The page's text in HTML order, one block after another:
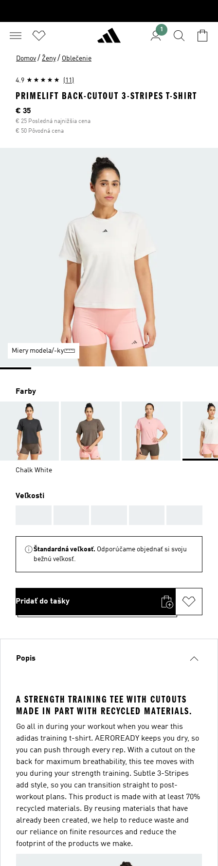
1
Domov / Ženy / Oblečenie
4.9 (11)
PRIMELIFT BACK-CUTOUT 3-STRIPES T-SHIRT
Aktuálna cena
€ 35
€ 25 Posledná najnižšia cena
€ 50 Pôvodná cena
Miery modela/-ky
Farby
Chalk White
Veľkosti
Štandardná veľkosť. Odporúčame objednať si svoju
bežnú veľkosť.
Pridať do tašky
Popis
A STRENGTH TRAINING TEE WITH CUTOUTS
MADE IN PART WITH RECYCLED MATERIALS.
Go all in during your workout when you wear this
adidas training t-shirt. AEROREADY keeps you dry, so
you can push through every rep. With a cutout on the
back for maximum breathability, this tee moves with
you during your strength training. Subtle 3-Stripes
add style, so you can transition straight to post-
workout plans. This product is made with at least 70%
recycled materials. By reusing materials that have
already been created, we help to reduce waste and
our reliance on finite resources and reduce the
footprint of the products we make.